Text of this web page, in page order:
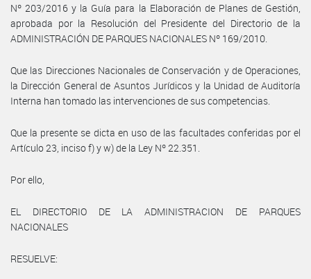
Nº 203/2016 y la Guía para la Elaboración de Planes de Gestión,
aprobada por la Resolución del Presidente del Directorio de la
ADMINISTRACIÓN DE PARQUES NACIONALES Nº 169/2010.
Que las Direcciones Nacionales de Conservación y de Operaciones,
la Dirección General de Asuntos Jurídicos y la Unidad de Auditoría
Interna han tomado las intervenciones de sus competencias.
Que la presente se dicta en uso de las facultades conferidas por el
Artículo 23, inciso f) y w) de la Ley Nº 22.351.
Por ello,
EL DIRECTORIO DE LA ADMINISTRACION DE PARQUES
NACIONALES
RESUELVE: